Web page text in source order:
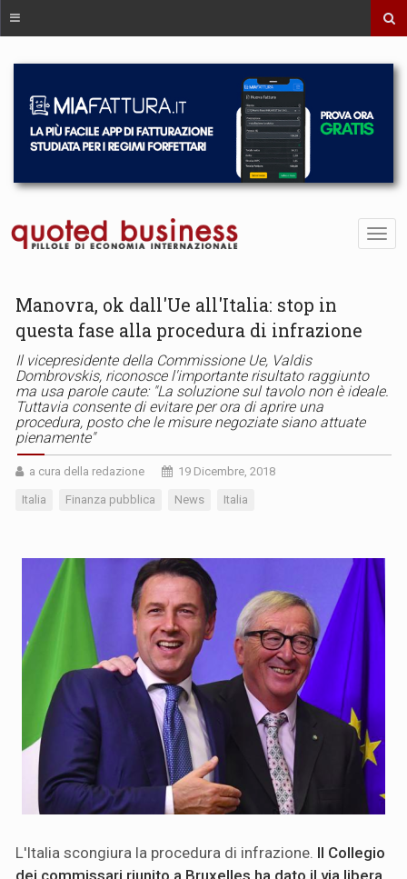
Manovra, ok dall'Ue all'Italia: stop in
questa fase alla procedura di infrazione
Il vicepresidente della Commissione Ue, Valdis
Dombrovskis, riconosce l'importante risultato raggiunto
ma usa parole caute: "La soluzione sul tavolo non è ideale.
Tuttavia consente di evitare per ora di aprire una
procedura, posto che le misure negoziate siano attuate
pienamente"
a cura della redazione 19 Dicembre, 2018
Italia Finanza pubblica News Italia
L'Italia scongiura la procedura di infrazione. Il Collegio
dei commissari riunito a Bruxelles ha dato il via libera